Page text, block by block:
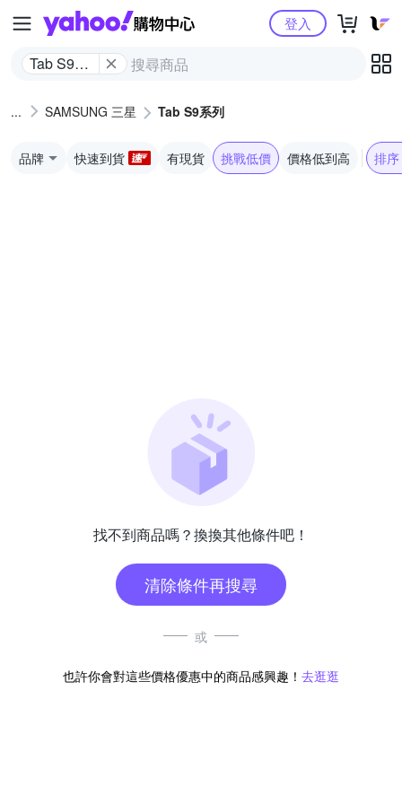
Yahoo購物中心
Tab S9系
登入
SAMSUNG 三星 Tab S9系列
品牌 快速到貨 有現貨 挑戰低價 價格低到高 排序
找不到商品嗎？換換其他條件吧！
清除條件再搜尋
或
也許你會對這些價格優惠中的商品感興趣！ 去逛逛